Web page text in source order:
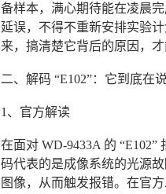
备样本，满心期待能在凌晨
延误，不得不重新安排实验
来，搞清楚它背后的原因，
二、解码 “E102”：它到底在
1、官方解读
在面对 WD-9433A 的
码代表的是成像系统的光源
图像，从而触发报错。在官